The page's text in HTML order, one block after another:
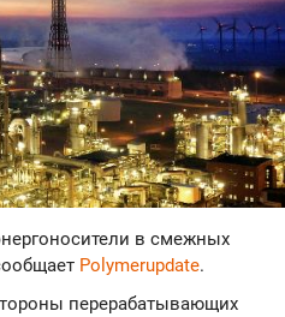
в смежных
Polymerupdate.
перерабатывающих